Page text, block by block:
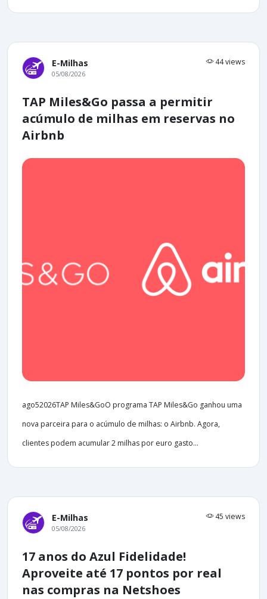
E-Milhas 44 views
05/08/2026
TAP Miles&Go passa a permitir
acúmulo de milhas em reservas no
Airbnb
ago52026TAP Miles&GoO programa TAP Miles&Go ganhou uma
nova parceira para o acúmulo de milhas: o Airbnb. Agora,
clientes podem acumular 2 milhas por euro gasto...
E-Milhas 45 views
05/08/2026
17 anos do Azul Fidelidade!
Aproveite até 17 pontos por real
nas compras na Netshoes